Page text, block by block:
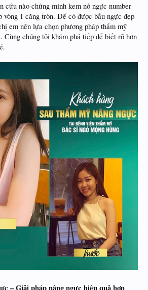
cứu nào chứng minh kem nở ngực number
vòng 1 căng tròn. Để có được bầu ngực đẹp
em nên lựa chọn phương pháp thẩm mỹ
Cùng chúng tôi khám phá tiếp để biết rõ hơn
– Giải pháp nâng ngực hiệu quả hơn